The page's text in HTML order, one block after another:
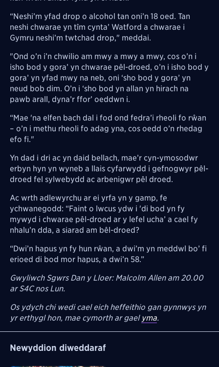
“Neshi’m yfad drop o alcohol tan oni’n 18 oed. Tan
neshi chwarae yn tîm cynta’ Watford a chwarae i
Gymru neshi’m twtchad drop," meddai.
"Ond o’n i’n chwilio am mwy a mwy a mwy, cos o’n i
isho bod y gora’ yn chwarae pêl-droed, o’n i isho bod y
gora’ yn yfad mwy na neb, oni ‘sho bod y gora’ yn
neud bob dim. O’n i ‘sho bod yn allan yn hirach na
pawb arall, dyna’r ffor’ oeddwn i.
“Mae 'na elfen bach dal i fod ond fedra’i rheoli fo rŵan
– o’n i methu rheoli fo adag yna, cos oedd o’n rhedag
efo fi."
Yn dad i dri ac yn daid bellach, mae’r cyn-ymosodwr
erbyn hyn yn wyneb a llais cyfarwydd i gefnogwyr pêl-
droed fel sylwebydd ac arbenigwr pêl droed.
Ac wrth adlewyrchu ar ei yrfa yn y gamp, fe
ychwanegodd: “Faint o lwcus ydw i 'di bod yn fy
mywyd i chwarae pêl-droed ar y lefel ucha’ a cael fy
nhalu’n dda, a siarad am bêl-droed?
“Dwi’n hapus yn fy hun rŵan, a dwi’m yn meddwl bo’ fi
erioed di bod mor hapus, a dwi’n 58.”
Gwyliwch Sgwrs Dan y Lloer: Malcolm Allen am 20.00
ar S4C nos Lun.
Os ydych chi wedi cael eich heffeithio gan gynnwys yn
yr erthygl hon, mae cymorth ar gael yma.
Newyddion diweddaraf